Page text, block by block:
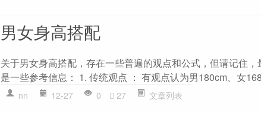
男女身高搭配
关于男女身高搭配，存在一些普遍的观点和公式，但请记住
是一些参考信息： 1. 传统观点 ： 有观点认为男180cm、女
nn 12-27 0 27 文章列表